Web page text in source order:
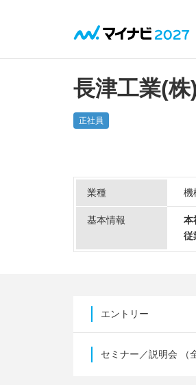
長津工業(株)
正社員
業種 機
基本情報 本
従
エントリー
セミナー／説明会 （